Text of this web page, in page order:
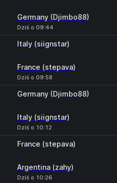
-
Germany (Djimbo88)
Dziś o 09:44
Italy (siignstar)
-
France (stepava)
Dziś o 09:58
Germany (Djimbo88)
-
Italy (siignstar)
Dziś o 10:12
France (stepava)
-
Argentina (zahy)
Dziś o 10:26